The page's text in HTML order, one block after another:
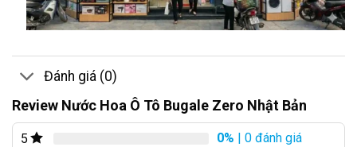
Đánh giá (0)
Review Nước Hoa Ô Tô Bugale Zero Nhật Bản
5 0% | 0 đánh giá